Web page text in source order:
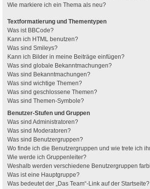
Wie markiere ich ein Thema als neu?
Textformatierung und Thementypen
Was ist BBCode?
Kann ich HTML benutzen?
Was sind Smileys?
Kann ich Bilder in meine Beiträge einfügen?
Was sind globale Bekanntmachungen?
Was sind Bekanntmachungen?
Was sind wichtige Themen?
Was sind geschlossene Themen?
Was sind Themen-Symbole?
Benutzer-Stufen und Gruppen
Was sind Administratoren?
Was sind Moderatoren?
Was sind Benutzergruppen?
Wo finde ich die Benutzergruppen und wie trete ich
Wie werde ich Gruppenleiter?
Weshalb werden verschiedene Benutzergruppen
Was ist eine Hauptgruppe?
Was bedeutet der „Das Team“-Link auf der Startseite?